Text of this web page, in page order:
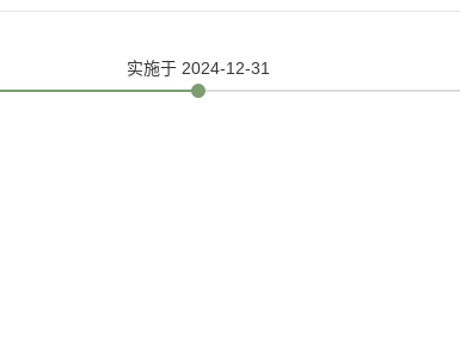
实施于 2024-12-31